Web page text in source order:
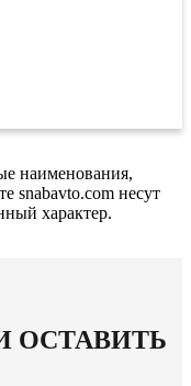
наименования,
snabavto.com несут
характер.
ОСТАВИТЬ